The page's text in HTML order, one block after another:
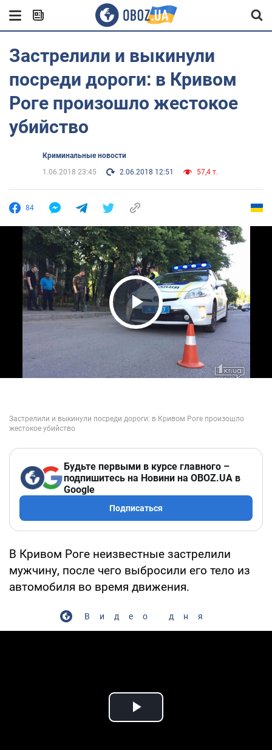
Застрелили и выкинули
посреди дороги: в Кривом
Роге произошло жестокое
убийство
Криминальные новости
1.06.2018 23:45
2.06.2018 12:51 57,4 т.
84
Play Video
Будьте первыми в курсе главного –
подпишитесь на Новини на OBOZ.UA в
Google
Подписаться
В Кривом Роге неизвестные застрелили
мужчину, после чего выбросили его тело из
автомобиля во время движения.
Видео дня
Play Video